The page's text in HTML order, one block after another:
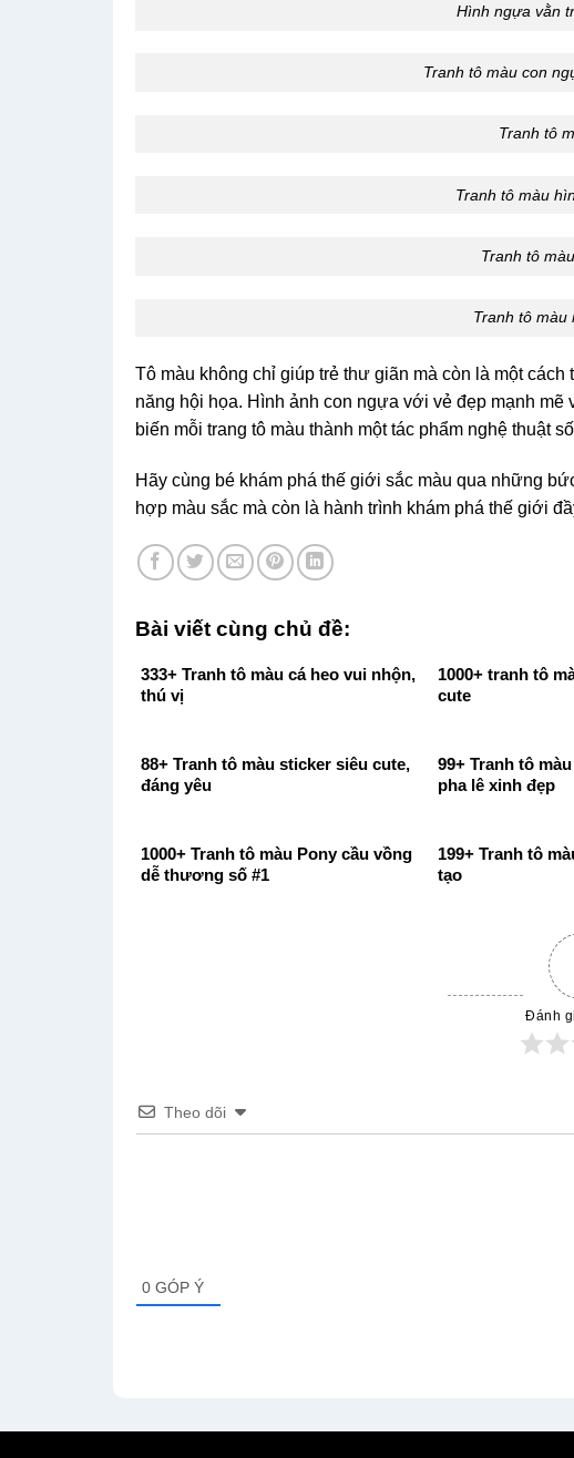
Hình ngựa vằn
Tranh tô màu con
Tranh tô
Tranh tô màu
Tranh tô
Tranh tô màu
Tô màu không chỉ giúp trẻ thư giãn mà còn là một
năng hội họa. Hình ảnh con ngựa với vẻ đẹp mạnh
biến mỗi trang tô màu thành một tác phẩm nghệ thuật
Hãy cùng bé khám phá thế giới sắc màu qua những
hợp màu sắc mà còn là hành trình khám phá thế giới
Bài viết cùng chủ đề:
333+ Tranh tô màu cá heo vui nhộn,
thú vị
1000+ tranh tô
cute
88+ Tranh tô màu sticker siêu cute,
đáng yêu
99+ Tranh tô
pha lê xinh đẹp
1000+ Tranh tô màu Pony cầu vồng
dễ thương số #1
199+ Tranh tô
tạo
Đánh
Theo dõi
0 GÓP Ý